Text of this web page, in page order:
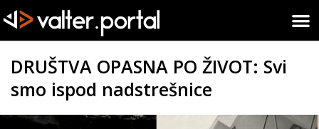
DRUŠTVA OPASNA PO ŽIVOT: Svi
smo ispod nadstrešnice